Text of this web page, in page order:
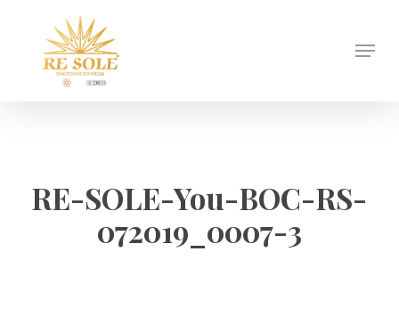
Menu
RE-SOLE-You-BOC-RS-
072019_0007-3
Close